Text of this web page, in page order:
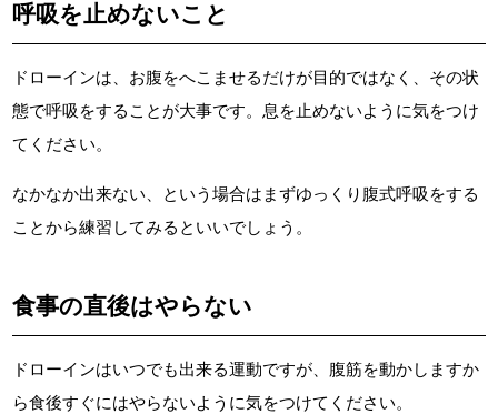
呼吸を止めないこと
ドローインは、お腹をへこませるだけが目的ではなく、その状
態で呼吸をすることが大事です。息を止めないように気をつけ
てください。
なかなか出来ない、という場合はまずゆっくり腹式呼吸をする
ことから練習してみるといいでしょう。
食事の直後はやらない
ドローインはいつでも出来る運動ですが、腹筋を動かしますか
ら食後すぐにはやらないように気をつけてください。